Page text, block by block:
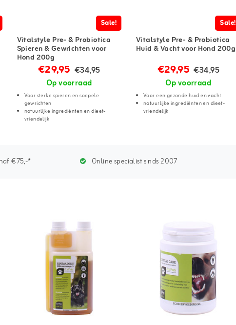
Sale!
Vitalstyle Pre- & Probiotica
Spieren & Gewrichten voor
Hond 200g
€29,95 €34,95
Op voorraad
Voor sterke spieren en soepele
gewrichten
natuurlijke ingrediënten en dieet-
vriendelijk
Sale!
Vitalstyle Pre- & Probiotica
Huid & Vacht voor Hond 200g
€29,95 €34,95
Op voorraad
Voor een gezonde huid en vacht
natuurlijke ingrediënten en dieet-
vriendelijk
€75,-* Online specialist sinds 2007